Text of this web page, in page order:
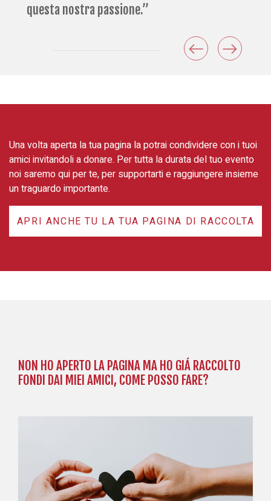
questa nostra passione.”
Una volta aperta la tua pagina la potrai condividere con i tuoi
amici invitandoli a donare. Per tutta la durata del tuo evento
noi saremo qui per te, per supportarti e raggiungere insieme
un traguardo importante.
APRI ANCHE TU LA TUA PAGINA DI RACCOLTA
NON HO APERTO LA PAGINA MA HO GIÁ RACCOLTO
FONDI DAI MIEI AMICI, COME POSSO FARE?